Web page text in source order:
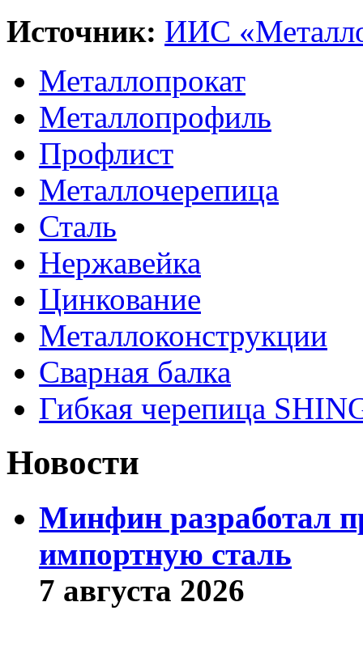
Источник: ИИС
Металлопрокат
Металлопрофиль
Профлист
Металлочерепица
Сталь
Нержавейка
Цинкование
Металлоконструкции
Сварная балка
Гибкая черепица
Новости
Минфин разработал
импортную сталь
7 августа 2026